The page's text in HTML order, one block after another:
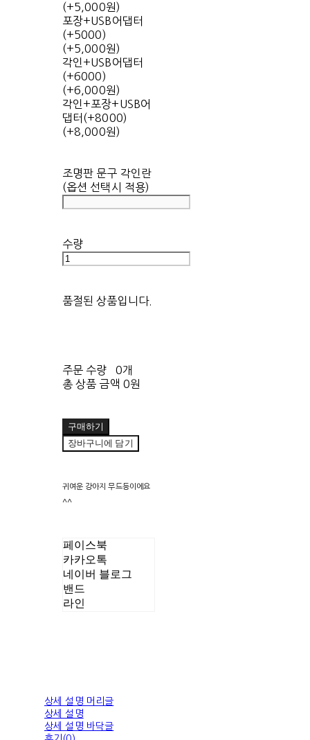
(+5,000원)
포장+USB어댑터
(+5000)
(+5,000원)
각인+USB어댑터
(+6000)
(+6,000원)
각인+포장+USB어
댑터(+8000)
(+8,000원)
조명판 문구 각인란
(옵션 선택시 적용)
수량
품절된 상품입니다.
주문 수량
0개
총 상품 금액 0원
구매하기
장바구니에 담기
귀여운 강아지 무드등이에요
^^
페이스북
카카오톡
네이버 블로그
밴드
라인
상세 설명 머리글
상세 설명
상세 설명 바닥글